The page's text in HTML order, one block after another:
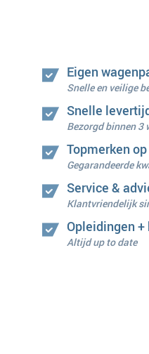
Eigen
Snelle en veilige
Snelle
Bezorgd binnen 3
Topmerken
Gegarandeerde
Service &
Klantvriendelijk
Opleidingen +
Altijd up to date